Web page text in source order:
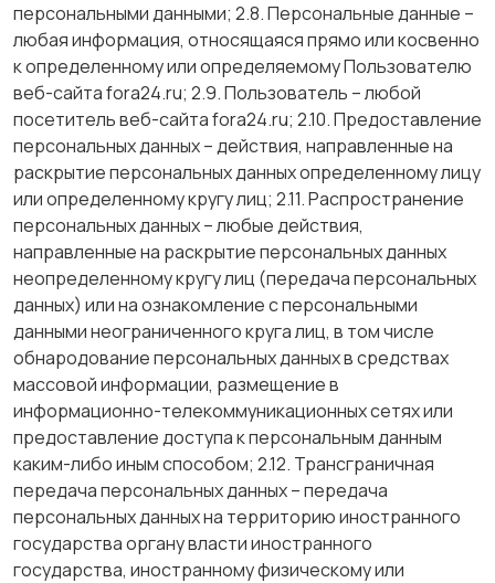
персональными данными; 2.8. Персональные данные –
любая информация, относящаяся прямо или косвенно
к определенному или определяемому Пользователю
веб-сайта fora24.ru; 2.9. Пользователь – любой
посетитель веб-сайта fora24.ru; 2.10. Предоставление
персональных данных – действия, направленные на
раскрытие персональных данных определенному лицу
или определенному кругу лиц; 2.11. Распространение
персональных данных – любые действия,
направленные на раскрытие персональных данных
неопределенному кругу лиц (передача персональных
данных) или на ознакомление с персональными
данными неограниченного круга лиц, в том числе
обнародование персональных данных в средствах
массовой информации, размещение в
информационно-телекоммуникационных сетях или
предоставление доступа к персональным данным
каким-либо иным способом; 2.12. Трансграничная
передача персональных данных – передача
персональных данных на территорию иностранного
государства органу власти иностранного
государства, иностранному физическому или